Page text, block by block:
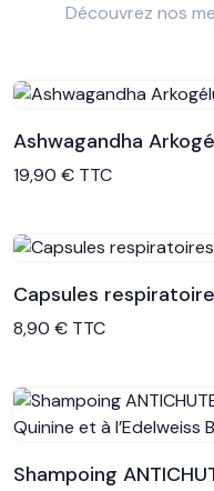
Découvrez nos
Voir le produit
Ashwagandha
19,90 € TTC
Voir le produit
Capsules
8,90 € TTC
Shampoing